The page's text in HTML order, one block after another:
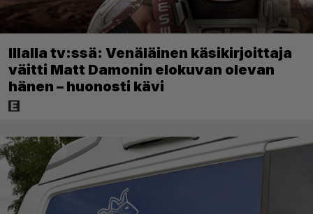
Illalla tv:ssä: Venäläinen käsikirjoittaja
väitti Matt Damonin elokuvan olevan
hänen – huonosti kävi